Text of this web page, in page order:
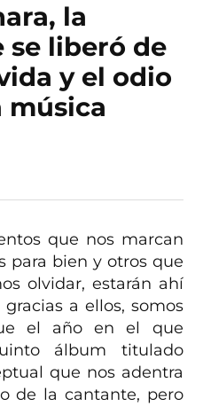
la
se liberó de
y el odio
música
que nos marcan
para bien y otros que
olvidar, estarán ahí
a ellos, somos
el año en el que
álbum titulado
que nos adentra
de la cantante, pero